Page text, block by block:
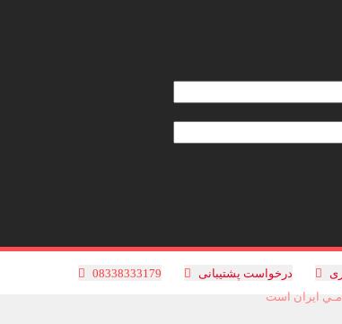
ايران است
08338333179 درخواست پشتیبانی